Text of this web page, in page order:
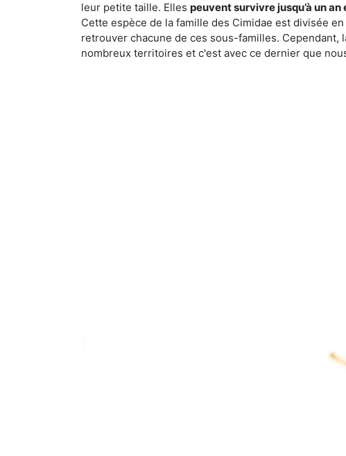
leur petite taille. Elles peuvent survivre jusqu’à un
Cette espèce de la famille des Cimidae est divisée
retrouver chacune de ces sous-familles.
nombreux territoires et c'est avec ce dernier que